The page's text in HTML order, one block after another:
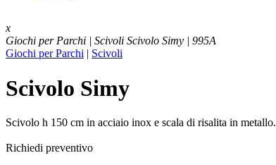
x
Giochi per Parchi | Scivoli Scivolo Simy | 995A
Giochi per Parchi | Scivoli
Scivolo Simy
Scivolo h 150 cm in acciaio inox e scala di risalita in metallo.
Richiedi preventivo